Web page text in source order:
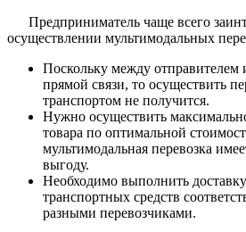
Предприниматель чаще всего
осуществлении мультимодальных
Поскольку между отправителем
прямой связи, то осуществить
транспортом не получится.
Нужно осуществить
товара по оптимальной
мультимодальная перевозка
выгоду.
Необходимо выполнить
транспортных средств
разными перевозчиками.